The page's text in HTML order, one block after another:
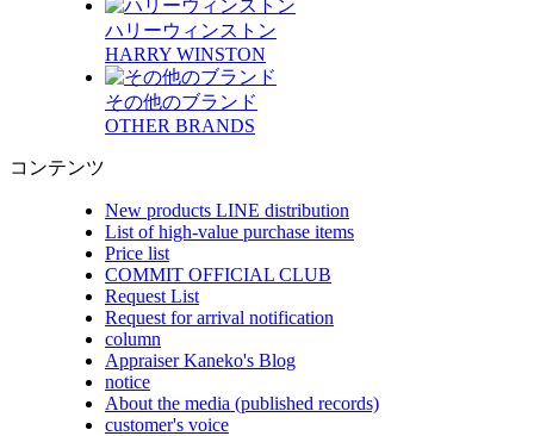
ハリーウィンストン
HARRY WINSTON
その他のブランド
OTHER BRANDS
コンテンツ
New products LINE distribution
List of high-value purchase items
Price list
COMMIT OFFICIAL CLUB
Request List
Request for arrival notification
column
Appraiser Kaneko's Blog
notice
About the media (published records)
customer's voice